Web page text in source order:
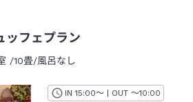
ッフェプラン
/10畳/風呂なし
IN チェックイン
15:00～ | OUT チェックアウト
～10:00